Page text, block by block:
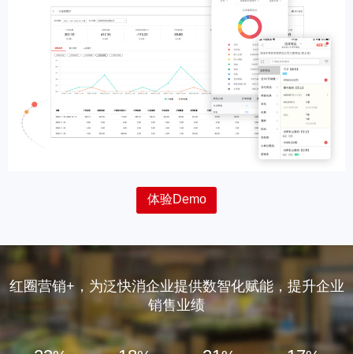
体验Demo
红圈营销+，为泛快消企业提供数智化赋能，提升企业
销售业绩